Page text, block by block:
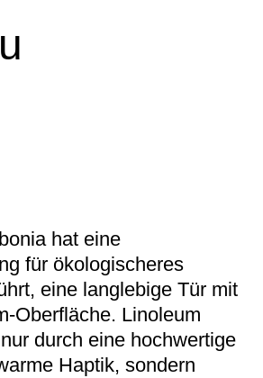
hat eine
für ökologischeres
eine langlebige Tür mit
Oberfläche. Linoleum
durch eine hochwertige
Haptik, sondern